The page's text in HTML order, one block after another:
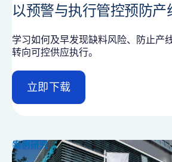
以预警与执行管控预防产
学习如何及早发现缺料风险、防止产
转向可控供应执行。
立即下载
d
e
i
l
案例研究